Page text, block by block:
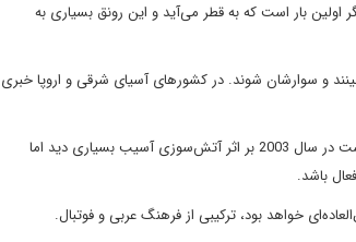
بار است که به قطر می‌آید و این رونق بسیاری به
و سوارشان شوند. در کشورهای آسیای شرقی و اروپا خبری
به گزارش میدل ایست نیوز، سوق واقف که سابقه بیش از یک قرن دارد و از مناطق تاریخی قطر است در سال 2003 بر اثر آتش‌سوزی آسیب بسیاری دید اما